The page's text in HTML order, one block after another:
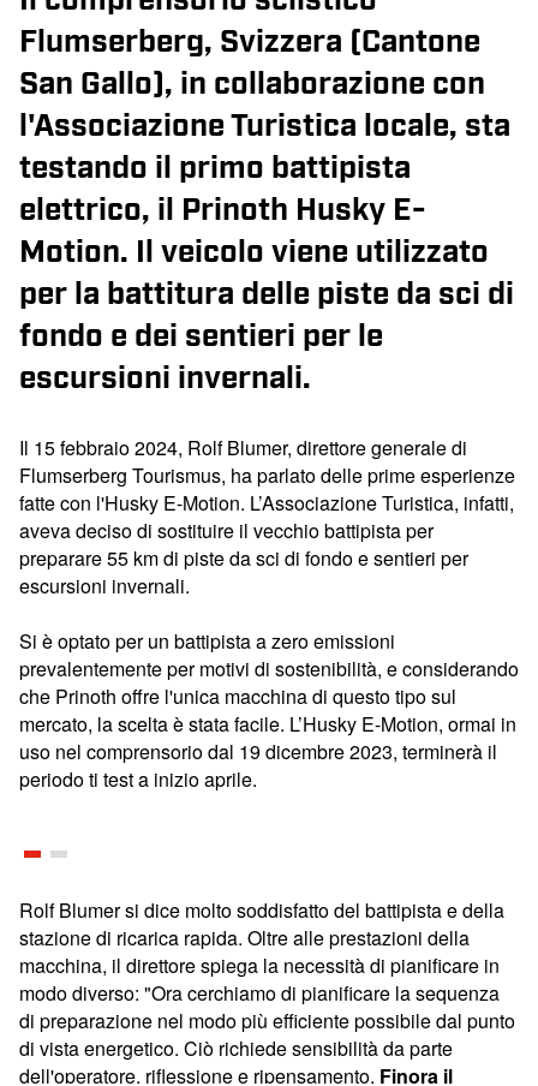
Flumserberg, Svizzera (Cantone
San Gallo), in collaborazione con
l'Associazione Turistica locale, sta
testando il primo battipista
elettrico, il Prinoth Husky E-
Motion. Il veicolo viene utilizzato
per la battitura delle piste da sci di
fondo e dei sentieri per le
escursioni invernali.
Il 15 febbraio 2024, Rolf Blumer, direttore generale di
Flumserberg Tourismus, ha parlato delle prime esperienze
fatte con l'Husky E-Motion. L’Associazione Turistica, infatti,
aveva deciso di sostituire il vecchio battipista per
preparare 55 km di piste da sci di fondo e sentieri per
escursioni invernali.
Si è optato per un battipista a zero emissioni
prevalentemente per motivi di sostenibilità, e considerando
che Prinoth offre l'unica macchina di questo tipo sul
mercato, la scelta è stata facile. L’Husky E-Motion, ormai in
uso nel comprensorio dal 19 dicembre 2023, terminerà il
periodo ti test a inizio aprile.
Rolf Blumer si dice molto soddisfatto del battipista e della
stazione di ricarica rapida. Oltre alle prestazioni della
macchina, il direttore spiega la necessità di pianificare in
modo diverso: "Ora cerchiamo di pianificare la sequenza
di preparazione nel modo più efficiente possibile dal punto
di vista energetico. Ciò richiede sensibilità da parte
dell'operatore, riflessione e ripensamento. Finora il